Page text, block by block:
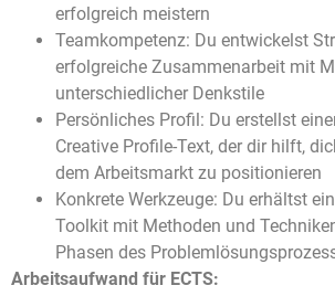
erfolgreich meistern
Teamkompetenz: Du entwickelst
erfolgreiche Zusammenarbeit mit
unterschiedlicher Denkstile
Persönliches Profil: Du erstellst
Creative Profile-Text, der dir hilft,
dem Arbeitsmarkt zu positionieren
Konkrete Werkzeuge: Du erhältst
Toolkit mit Methoden und
Phasen des
Arbeitsaufwand für ECTS: